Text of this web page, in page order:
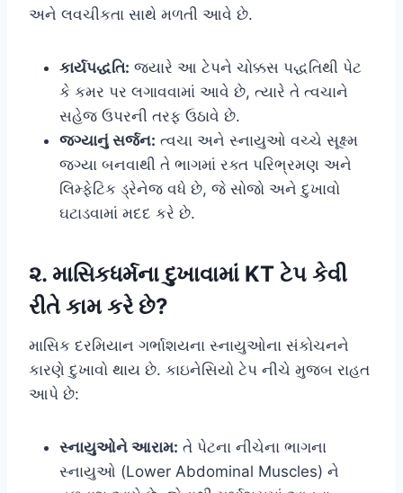
અને લવચીકતા સાથે મળતી આવે છે.
કાર્યપદ્ધતિ: જ્યારે આ ટેપને ચોક્કસ પદ્ધતિથી પેટ
કે કમર પર લગાવવામાં આવે છે, ત્યારે તે ત્વચાને
સહેજ ઉપરની તરફ ઉઠાવે છે.
જગ્યાનું સર્જન: ત્વચા અને સ્નાયુઓ વચ્ચે સૂક્ષ્મ
જગ્યા બનવાથી તે ભાગમાં રક્ત પરિભ્રમણ અને
લિમ્ફેટિક ડ્રેનેજ વધે છે, જે સોજો અને દુખાવો
ઘટાડવામાં મદદ કરે છે.
૨. માસિકધર્મના દુખાવામાં KT ટેપ કેવી
રીતે કામ કરે છે?
માસિક દરમિયાન ગર્ભાશયના સ્નાયુઓના સંકોચનને
કારણે દુખાવો થાય છે. કાઇનેસિયો ટેપ નીચે મુજબ રાહત
આપે છે:
સ્નાયુઓને આરામ: તે પેટના નીચેના ભાગના
સ્નાયુઓ (Lower Abdominal Muscles) ને